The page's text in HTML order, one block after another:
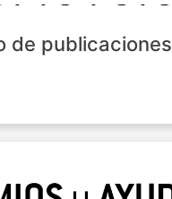
de publicaciones